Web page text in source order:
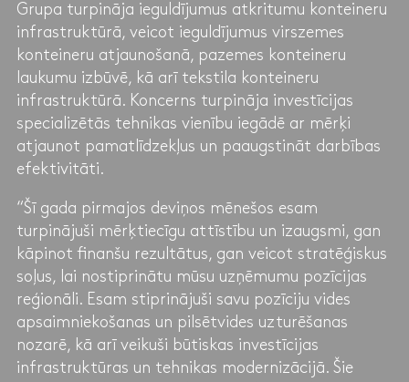
Grupa turpināja ieguldījumus atkritumu konteineru
infrastruktūrā, veicot ieguldījumus virszemes
konteineru atjaunošanā, pazemes konteineru
laukumu izbūvē, kā arī tekstila konteineru
infrastruktūrā. Koncerns turpināja investīcijas
specializētās tehnikas vienību iegādē ar mērķi
atjaunot pamatlīdzekļus un paaugstināt darbības
efektivitāti.
“Šī gada pirmajos deviņos mēnešos esam
turpinājuši mērķtiecīgu attīstību un izaugsmi, gan
kāpinot finanšu rezultātus, gan veicot stratēģiskus
soļus, lai nostiprinātu mūsu uzņēmumu pozīcijas
reģionāli. Esam stiprinājuši savu pozīciju vides
apsaimniekošanas un pilsētvides uzturēšanas
nozarē, kā arī veikuši būtiskas investīcijas
infrastruktūras un tehnikas modernizācijā. Šie